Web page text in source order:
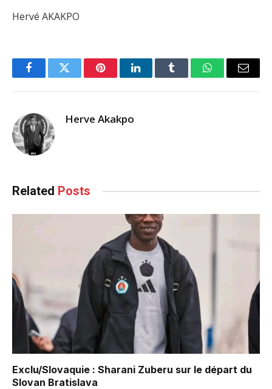
Hervé AKAKPO
FacebookTwitter PinterestLinkedInTumblr WhatsAppEmail
Herve Akakpo
Related Posts
Exclu/Slovaquie : Sharani Zuberu sur le départ du
Slovan Bratislava